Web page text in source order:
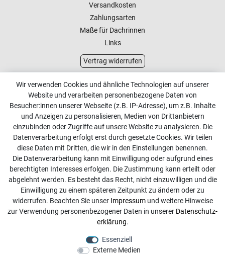
Versandkosten
Zahlungsarten
Maße für Dachrinnen
Links
Vertrag widerrufen
Kundenservice
Kontakt
Online Retourenservice
Kontakt
info@dachdecker-shop.de
+49 3501 507295
Montag - Freitag, 08:00 - 16:00
Anrufe aus dem dt. Festnetz zum Ortstarif, Preise aus dem
Mobilfunknetz ggf. abweichend (abhängig vom Provider).
Wir verwenden Cookies und ähnliche Technologien auf unserer
Website und verarbeiten personenbezogene Daten von
Besucher:innen unserer Webseite (z.B. IP-Adresse), um z.B. Inhalte
und Anzeigen zu personalisieren, Medien von Drittanbietern
einzubinden oder Zugriffe auf unsere Website zu analysieren. Die
Datenverarbeitung erfolgt erst durch gesetzte Cookies. Wir teilen
diese Daten mit Dritten, die wir in den Einstellungen benennen.
Die Datenverarbeitung kann mit Einwilligung oder aufgrund eines
berechtigten Interesses erfolgen. Die Zustimmung kann erteilt oder
abgelehnt werden. Es besteht das Recht, nicht einzuwilligen und die
Einwilligung zu einem späteren Zeitpunkt zu ändern oder zu
widerrufen. Beachten Sie unser Impressumund weitere Hinweise
zur Verwendung personenbezogener Daten in unserer Daten­schutz­
erklärung.
Essenziell
Externe Medien